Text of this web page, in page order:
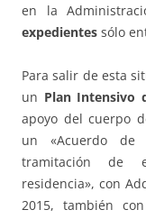
en la
expedientes sólo
Para salir de esta
un Plan Intensivo
apoyo del cuerpo
un «Acuerdo de
tramitación de
residencia», con
2015, también